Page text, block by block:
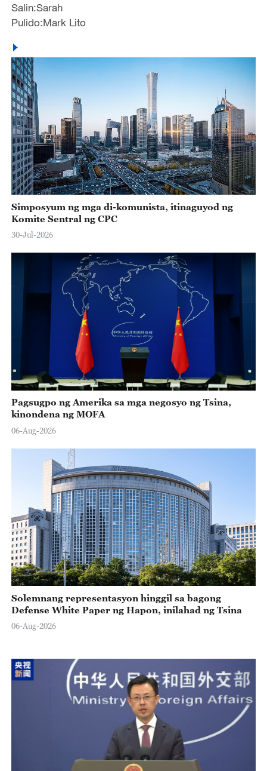
Salin:Sarah
Pulido:Mark Lito
Simposyum ng mga di-komunista, itinaguyod ng
Komite Sentral ng CPC
30-Jul-2026
Pagsugpo ng Amerika sa mga negosyo ng Tsina,
kinondena ng MOFA
06-Aug-2026
Solemnang representasyon hinggil sa bagong
Defense White Paper ng Hapon, inilahad ng Tsina
06-Aug-2026